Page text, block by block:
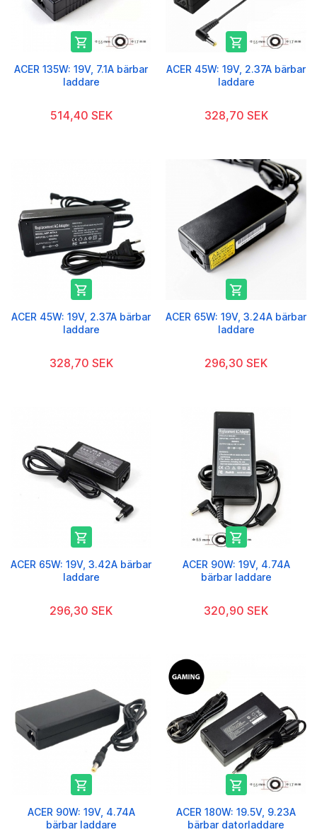

ACER 135W: 19V, 7.1A bärbar
laddare
514,40 SEK

ACER 45W: 19V, 2.37A bärbar
laddare
328,70 SEK

ACER 45W: 19V, 2.37A bärbar
laddare
328,70 SEK

ACER 65W: 19V, 3.24A bärbar
laddare
296,30 SEK

ACER 65W: 19V, 3.42A bärbar
laddare
296,30 SEK

ACER 90W: 19V, 4.74A
bärbar laddare
320,90 SEK

ACER 90W: 19V, 4.74A
bärbar laddare

ACER 180W: 19.5V, 9.23A
bärbar datorladdare